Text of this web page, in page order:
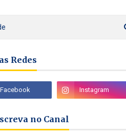
Redes
no Canal